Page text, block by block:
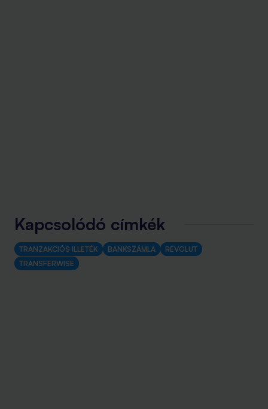
Kapcsolódó címkék
TRANZAKCIÓS ILLETÉK BANKSZÁMLA
REVOLUT
TRANSFERWISE